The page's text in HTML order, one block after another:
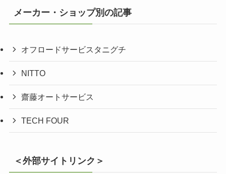
メーカー・ショップ別の記事
オフロードサービスタニグチ
NITTO
齋藤オートサービス
TECH FOUR
＜外部サイトリンク＞